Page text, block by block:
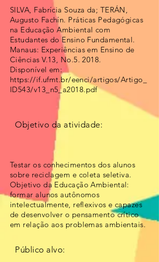
SILVA, Fabrícia Souza da; TERÁN,
Augusto Fachín. Práticas Pedagógicas
na Educação Ambiental com
Estudantes do Ensino Fundamental.
Manaus: Experiências em Ensino de
Ciências V.13, No.5. 2018.
Disponível em:
https://if.ufmt.br/eenci/artigos/Artigo_
ID543/v13_n5_a2018.pdf
Objetivo da atividade:
Testar os conhecimentos dos alunos
sobre reciclagem e coleta seletiva.
Objetivo da Educação Ambiental:
formar alunos autônomos
intelectualmente, reflexivos e capazes
de desenvolver o pensamento crítico
em relação aos problemas ambientais.
Público alvo: